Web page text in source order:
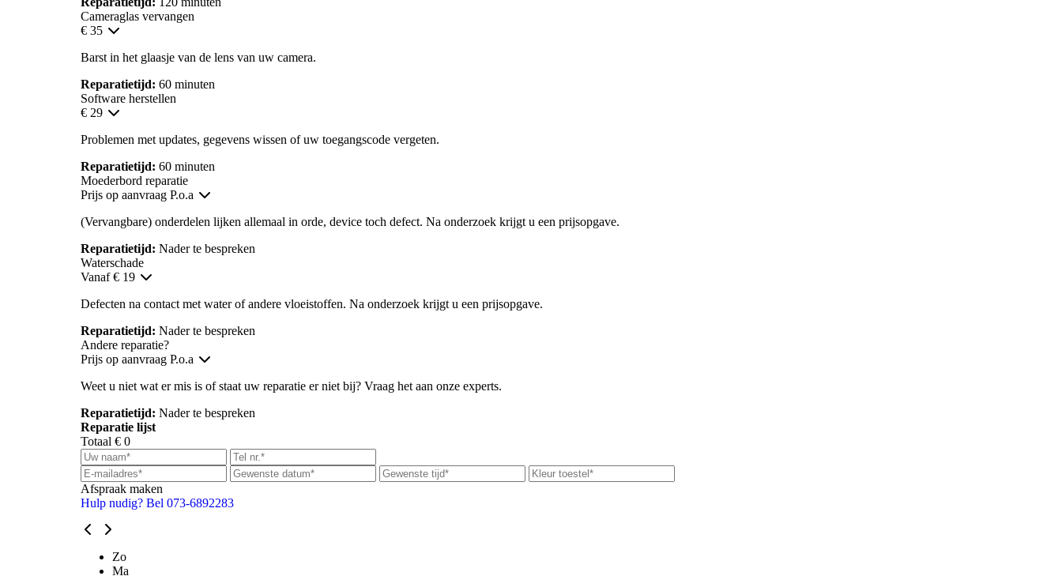
Cameraglas vervangen
€ 35
Barst in het glaasje van de lens van uw camera.
Reparatietijd: 60 minuten
Software herstellen
€ 29
Problemen met updates, gegevens wissen of uw toegangscode vergeten.
Reparatietijd: 60 minuten
Moederbord reparatie
Prijs op aanvraag P.o.a
(Vervangbare) onderdelen lijken allemaal in orde, device toch defect. Na onderzoek krijgt u een prijsopgave.
Reparatietijd: Nader te bespreken
Waterschade
Vanaf € 19
Defecten na contact met water of andere vloeistoffen. Na onderzoek krijgt u een prijsopgave.
Reparatietijd: Nader te bespreken
Andere reparatie?
Prijs op aanvraag P.o.a
Weet u niet wat er mis is of staat uw reparatie er niet bij? Vraag het aan onze experts.
Reparatietijd: Nader te bespreken
Reparatie lijst
Totaal € 0
Afspraak maken
Hulp nudig? Bel 073-6892283
Zo
Ma